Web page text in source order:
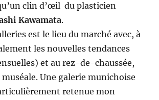
clin d’œil du plasticien
Kawamata.
est le lieu du marché avec, à
les nouvelles tendances
et au rez-de-chaussée,
Une galerie munichoise
retenue mon